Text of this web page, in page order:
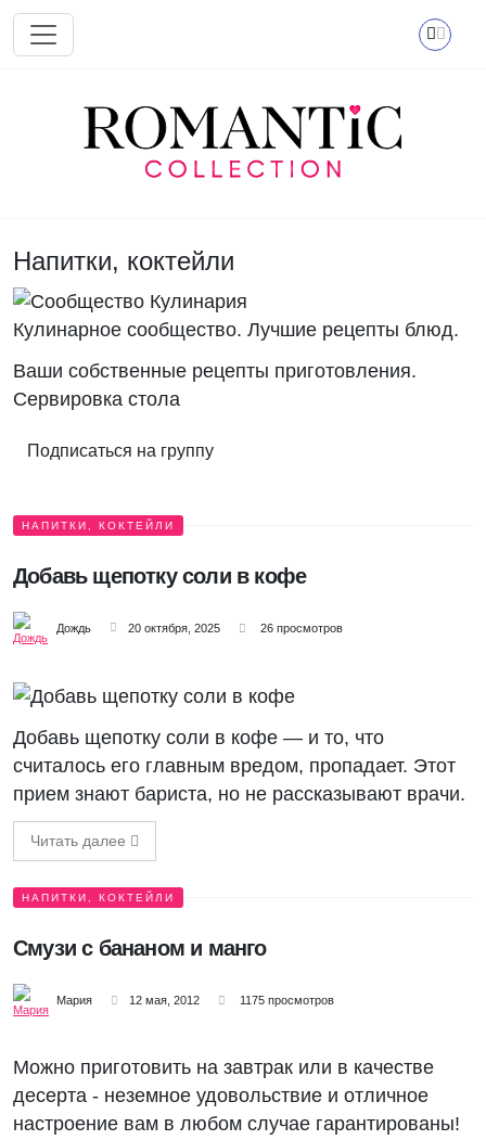
Перейти к основному содержанию
Напитки, коктейли
Кулинарное сообщество. Лучшие рецепты блюд.
Ваши собственные рецепты приготовления.
Сервировка стола
Подписаться на группу
НАПИТКИ, КОКТЕЙЛИ
Добавь щепотку соли в кофе
Дождь 20 октября, 2025 26 просмотров
Добавь щепотку соли в кофе — и то, что
считалось его главным вредом, пропадает. Этот
прием знают бариста, но не рассказывают врачи.
Читать далее
НАПИТКИ, КОКТЕЙЛИ
Смузи с бананом и манго
Мария 12 мая, 2012 1175 просмотров
Можно приготовить на завтрак или в качестве
десерта - неземное удовольствие и отличное
настроение вам в любом случае гарантированы!